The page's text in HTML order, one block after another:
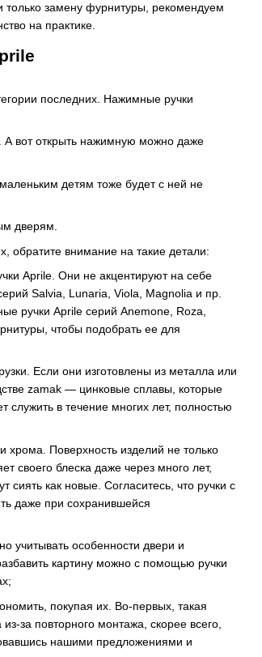
только замену фурнитуры, рекомендуем
на практике.
последних. Нажимные ручки
А вот открыть нажимную можно даже
детям тоже будет с ней не
дверям.
обратите внимание на такие детали:
Aprile. Они не акцентируют на себе
Salvia, Lunaria, Viola, Magnolia и пр.
ручки Aprile серий Anemone, Roza,
чтобы подобрать ее для
Если они изготовлены из металла или
zamak — цинковые сплавы, которые
служить в течение многих лет, полностью
хрома. Поверхность изделий не только
своего блеска даже через много лет,
сиять как новые. Согласитесь, что ручки с
даже при сохранившейся
учитывать особенности двери и
картину можно с помощью ручки
покупая их. Во-первых, такая
за повторного монтажа, скорее всего,
нашими предложениями и